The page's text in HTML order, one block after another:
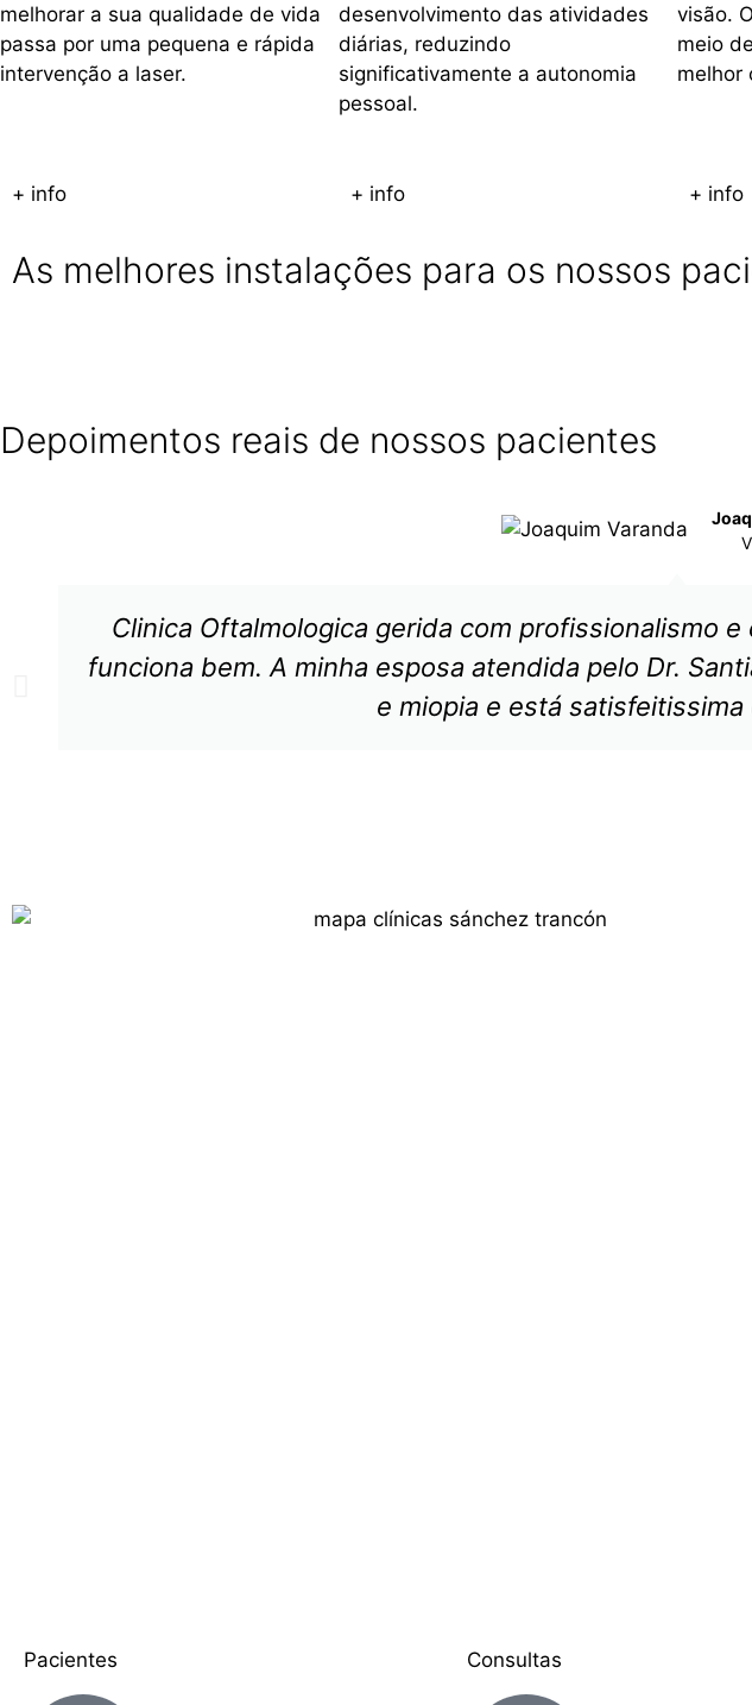
melhorar a sua qualidade de vida
passa por uma pequena e rápida
intervenção a laser.
desenvolvimento das atividades
diárias, reduzindo
significativamente a autonomia
pessoal.
visão.
meio
melhor
+ info + info + info
As melhores instalações para os nossos
Depoimentos reais de nossos pacientes
Clinica Oftalmologica gerida com profissionalismo
funciona bem. A minha esposa atendida pelo Dr.
e miopia e está
Pacientes Consultas